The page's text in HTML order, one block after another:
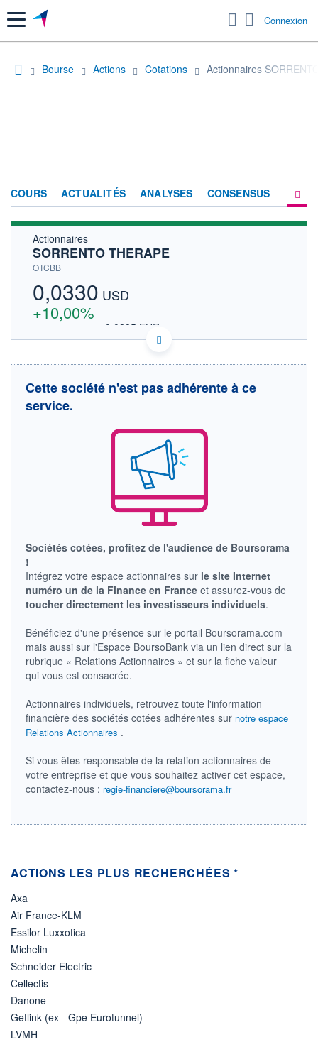
Menu Connexion
Bourse Actions Cotations Actionnaires
COURS ACTUALITÉS ANALYSES CONSENSUS
Actionnaires
SORRENTO THERAPE
OTCBB
0,0330 USD
+10,00%
0,0285 EUR
DONNÉES TEMPS DIFFÉRÉ
Cotation sur les autres places
0,0300
+ BAS
0,0140
CAPITAL ÉCHANGÉ
0,36%
CAPI.
BOURSIÈRE
185 MUSD
LIMITE À LA LIMITE À LA
RENDEMENT
ESTIMÉ 2026
-
PER ESTIMÉ
2026
-
DERNIER
ÉCHANGE
15.04.24 / 21:52:58
ÉLIGIBILITÉ
Boursobank
Cette société n'est pas adhérente à ce
service.
Sociétés cotées, profitez de l'audience de Boursorama
!
Intégrez votre espace actionnaires sur le site Internet
numéro un de la Finance en France et assurez-vous de
toucher directement les investisseurs individuels.
Bénéficiez d'une présence sur le portail Boursorama.com
mais aussi sur l'Espace BoursoBank via un lien direct sur la
rubrique « Relations Actionnaires » et sur la fiche valeur
qui vous est consacrée.
Actionnaires individuels, retrouvez toute l'information
financière des sociétés cotées adhérentes sur notre espace
Relations Actionnaires .
Si vous êtes responsable de la relation actionnaires de
votre entreprise et que vous souhaitez activer cet espace,
contactez-nous : regie-financiere@boursorama.fr
ACTIONS LES PLUS RECHERCHÉES *
Axa
Air France-KLM
Essilor Luxxotica
Michelin
Schneider Electric
Cellectis
Danone
Getlink (ex - Gpe Eurotunnel)
LVMH